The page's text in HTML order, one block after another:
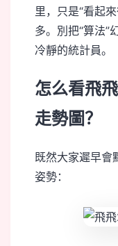
里，只是“看起
多。別把“算法”
冷靜的統計員。
怎么看飛
走勢圖？
既然大家遲早會
姿勢：